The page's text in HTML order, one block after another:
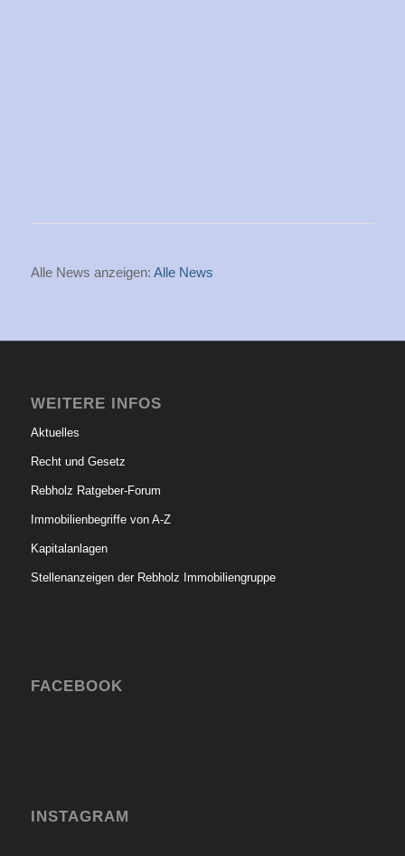
Alle News anzeigen: Alle News
WEITERE INFOS
Aktuelles
Recht und Gesetz
Rebholz Ratgeber-Forum
Immobilienbegriffe von A-Z
Kapitalanlagen
Stellenanzeigen der Rebholz Immobiliengruppe
FACEBOOK
INSTAGRAM